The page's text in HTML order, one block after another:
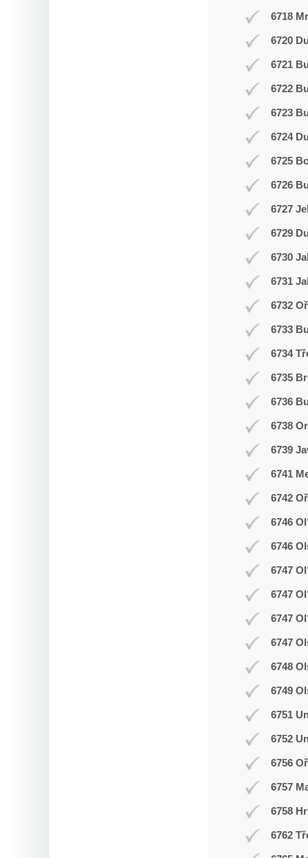
6718
6720
6721
6722
6723
6724
6725
6726
6727
6729
6730
6731
6732
6733
6734
6735
6736
6738
6739
6741
6742
6746
6746
6747
6747
6747
6747
6748
6749
6751
6752
6756
6757
6758
6762